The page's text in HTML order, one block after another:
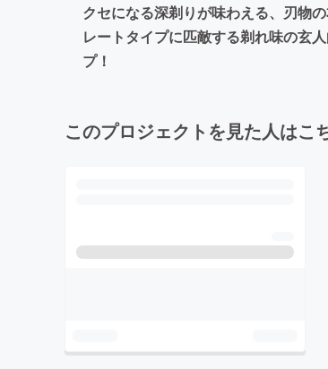
クセになる深剃りが味わえる、刃物
レートタイプに匹敵する剃れ味の玄
プ！
このプロジェクトを見た人はこ